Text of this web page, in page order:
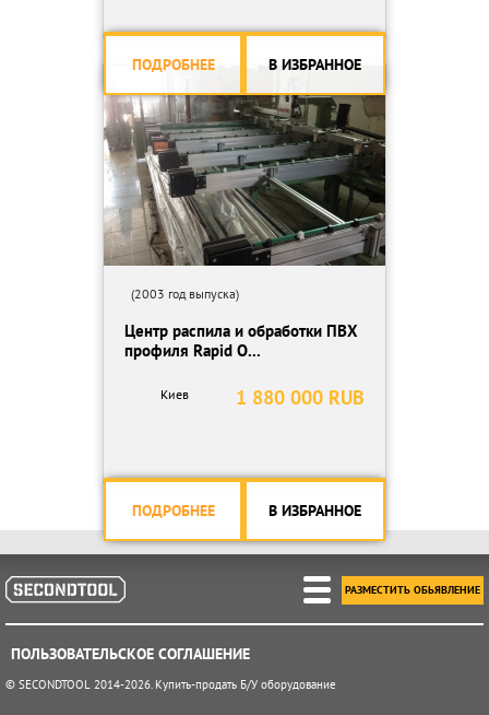
ПОДРОБНЕЕ В ИЗБРАННОЕ
(2003 год выпуска)
Центр распила и обработки ПВХ
профиля Rapid O...
1 880 000 RUB
Киев
ПОДРОБНЕЕ В ИЗБРАННОЕ
ПОЛЬЗОВАТЕЛЬСКОЕ СОГЛАШЕНИЕ
РАЗМЕСТИТЬ ОБЬЯВЛЕНИЕ
© SECONDTOOL 2014-2026. Купить-продать Б/У оборудование